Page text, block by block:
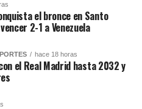
el bronce en Santo
2-1 a Venezuela
hace 18 horas
el Real Madrid hasta 2032 y